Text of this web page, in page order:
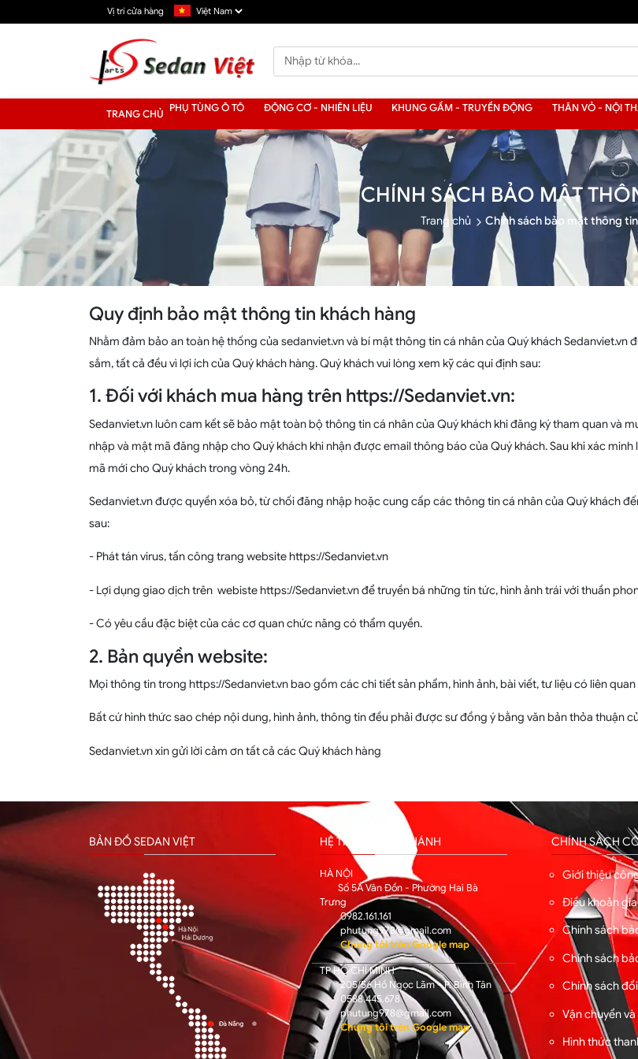
Vị trí cửa hàng
TRANG CHỦ PHỤ TÙNG Ô TÔ ĐỘNG CƠ - NHIÊN LIỆU KHUNG GẦM - TRUYỀN ĐỘNG THÂN VỎ - NỘI
CHÍNH SÁCH BẢO MẬT
Trang chủ Chính sách bảo mật thông tin
Quy định bảo mật thông tin khách hàng
Nhằm đảm bảo an toàn hệ thống của sedanviet.vn và bí mật thông tin cá nhân của Quý khách
sắm, tất cả đều vì lợi ích của Quý khách hàng. Quý khách vui lòng xem kỹ các qui định sau:
1. Đối với khách mua hàng trên https://Sedanviet.vn:
Sedanviet.vn luôn cam kết sẽ bảo mật toàn bộ thông tin cá nhân của Quý khách khi đăng ký tham quan và
nhập và mật mã đăng nhập cho Quý khách khi nhận được email thông báo của Quý khách. Sau khi xác
mã mới cho Quý khách trong vòng 24h.
Sedanviet.vn được quyền xóa bỏ, từ chối đăng nhập hoặc cung cấp các thông tin cá nhân của Quý khách
sau:
- Phát tán virus, tấn công trang website https://Sedanviet.vn
- Lợi dụng giao dịch trên webiste https://Sedanviet.vn để truyền bá những tin tức, hình ảnh trái với thuần
- Có yêu cầu đặc biệt của các cơ quan chức năng có thẩm quyền.
2. Bản quyền website:
Mọi thông tin trong https://Sedanviet.vn bao gồm các chi tiết sản phẩm, hình ảnh, bài viết, tư liệu có liên
Bất cứ hình thức sao chép nội dung, hình ảnh, thông tin đều phải được sư đồng ý bằng văn bản thỏa thuận
Sedanviet.vn xin gửi lời cảm ơn tất cả các Quý khách hàng
BẢN ĐỒ SEDAN VIỆT HỆ THỐNG CHI NHÁNH
HÀ NỘI
Số 5A Vân Đồn - Phường Hai Bà
Trưng
0982.161.161
phutung978@gmail.com
Chúng tôi trên Google map
TP HỒ CHÍ MINH
205/56 Hồ Ngọc Lãm - P. Bình Tân
0588.445.678
phutung978@gmail.com
Chúng tôi trên Google map
CHÍNH SÁCH
Giới thiệu
Điều khoản
Chính sách
Chính sách
Chính sách
Vận chuyển
Hình thức